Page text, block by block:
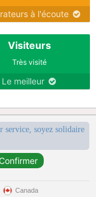
à l'écoute
Visiteurs
Très visité
Le meilleur
soyez solidaire
Canada